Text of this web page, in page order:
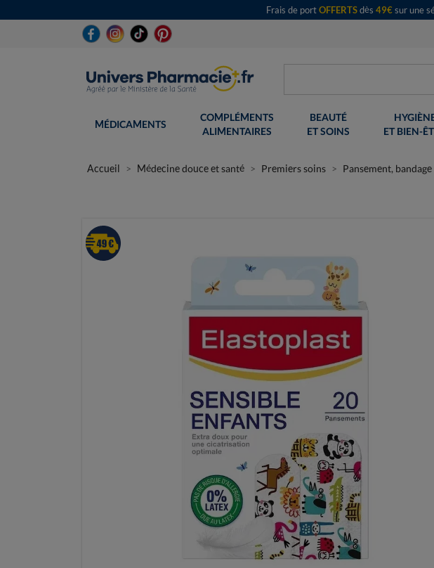
Frais de portOFFERTSdès 49€sur une
MÉDICAMENTS
COMPLÉMENTS
ALIMENTAIRES
BEAUTÉ
ET SOINS
ET BIEN-
Accueil Médecine douce et santé Premiers soins Pansement, bandage